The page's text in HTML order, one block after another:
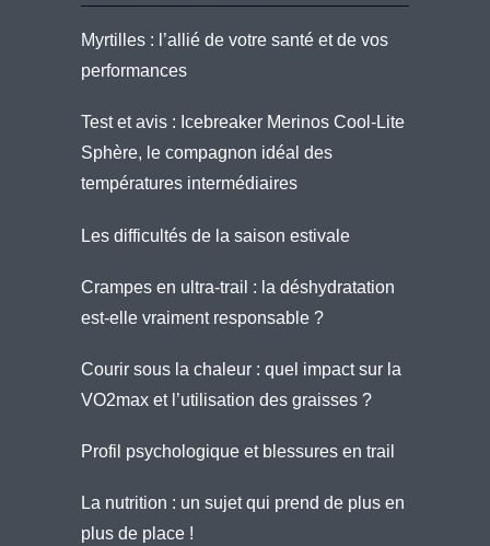
Myrtilles : l’allié de votre santé et de vos
performances
Test et avis : Icebreaker Merinos Cool-Lite
Sphère, le compagnon idéal des
températures intermédiaires
Les difficultés de la saison estivale
Crampes en ultra-trail : la déshydratation
est-elle vraiment responsable ?
Courir sous la chaleur : quel impact sur la
VO2max et l’utilisation des graisses ?
Profil psychologique et blessures en trail
La nutrition : un sujet qui prend de plus en
plus de place !